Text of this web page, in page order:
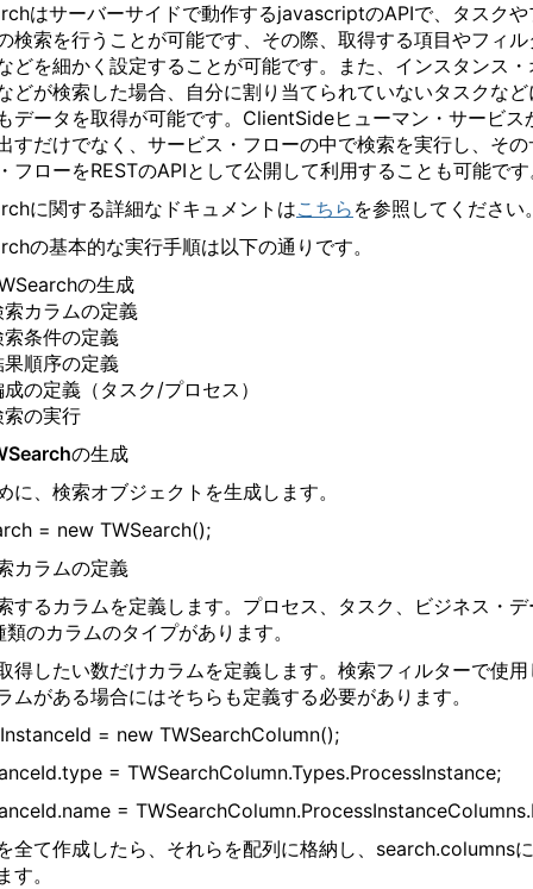
はサーバーサイドで動作するjavascriptのAPIで、タスクや
検索を行うことが可能です、その際、取得する項目やフィル
どを細かく設定することが可能です。また、インスタンス・
どが検索した場合、自分に割り当てられていないタスクなど
データを取得が可能です。ClientSideヒューマン・サービス
すだけでなく、サービス・フローの中で検索を実行し、その
フローをRESTのAPIとして公開して利用することも可能で
に関する詳細なドキュメントはこちら を参照してください
の基本的な実行手順は以下の通りです。
の生成
索カラムの定義
索条件の定義
果順序の定義
成の定義（タスク/プロセス）
索の実行
の生成
に、検索オブジェクトを生成します。
= new TWSearch();
カラムの定義
するカラムを定義します。プロセス、タスク、ビジネス・デ
のカラムのタイプがあります。
得したい数だけカラムを定義します。検索フィルターで使用
ムがある場合にはそちらも定義する必要があります。
= new TWSearchColumn();
= TWSearchColumn.Types.ProcessInstance;
=
全て作成したら、それらを配列に格納し、search.columns
す。